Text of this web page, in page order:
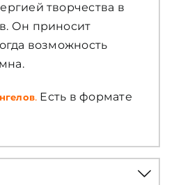
творчества в
Он приносит
возможность
. Есть в формате